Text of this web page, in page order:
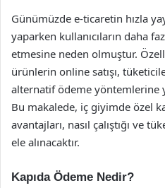
Günümüzde e-ticaretin hızla
yaparken kullanıcıların daha
etmesine neden olmuştur.
ürünlerin online satışı,
alternatif ödeme yöntemlerine
Bu makalede, iç giyimde özel
avantajları, nasıl çalıştığı ve
ele alınacaktır.
Kapıda Ödeme Nedir?